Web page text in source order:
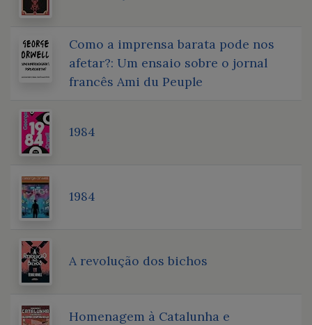
Como a imprensa barata pode nos
afetar?: Um ensaio sobre o jornal
francês Ami du Peuple
1984
1984
A revolução dos bichos
Homenagem à Catalunha e